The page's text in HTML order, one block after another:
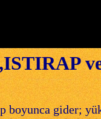
boyunca gider;